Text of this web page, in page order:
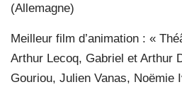
(Allemagne)
Meilleur film d’animation : «
Arthur Lecoq, Gabriel et Arthur
Gouriou, Julien Vanas, Noëmie